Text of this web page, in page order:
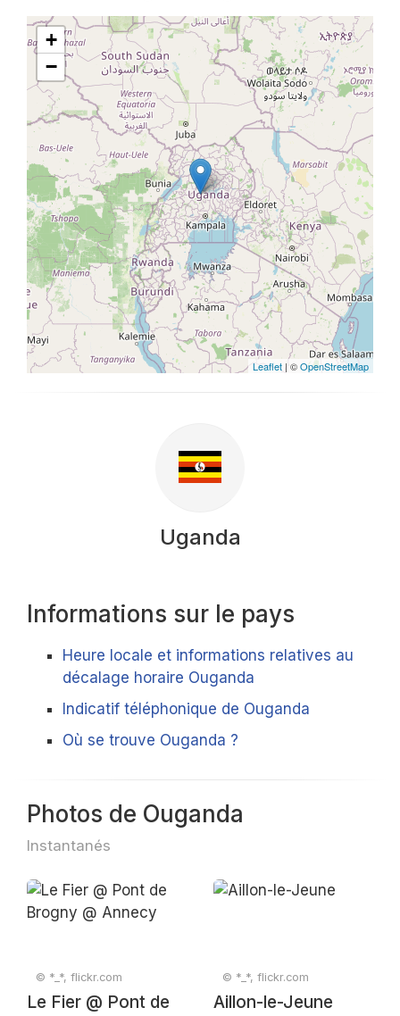
+
−
Leaflet | ©OpenStreetMap
Uganda
Informations sur le pays
Heure locale et informations relatives au
décalage horaire Ouganda
Indicatif téléphonique de Ouganda
Où se trouve Ouganda ?
Photos de Ouganda
Instantanés
© *_*, flickr.com
Le Fier @ Pont de
© *_*, flickr.com
Aillon-le-Jeune